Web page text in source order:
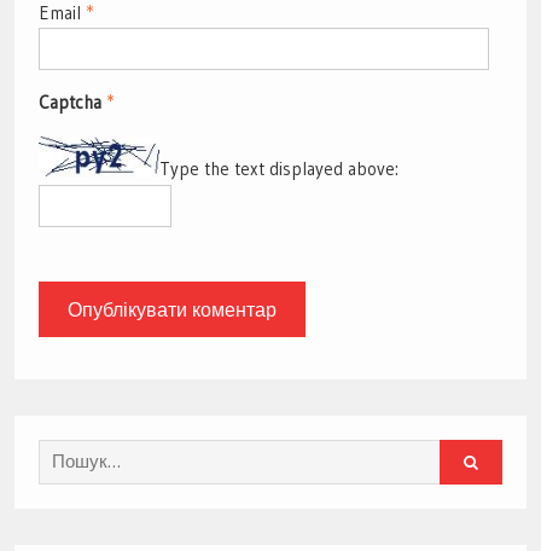
Email *
Captcha *
Type the text displayed above:
Search
for: